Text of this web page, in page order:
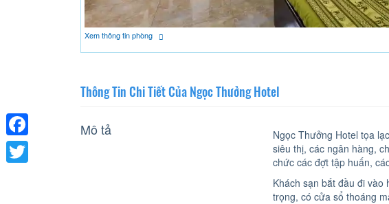
Xem thông tin phòng
Thông Tin Chi Tiết Của Ngọc Thưởng Hotel
Mô tả
Ngọc Thưởng Hotel tọa
siêu thị, các ngân hàng,
chức các đợt tập huấn,
Khách sạn bắt đầu đi
trọng, có cửa sổ thoáng
Facebook